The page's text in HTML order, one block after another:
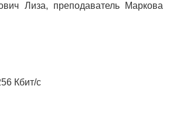
Лиза, преподаватель Маркова
Кбит/с